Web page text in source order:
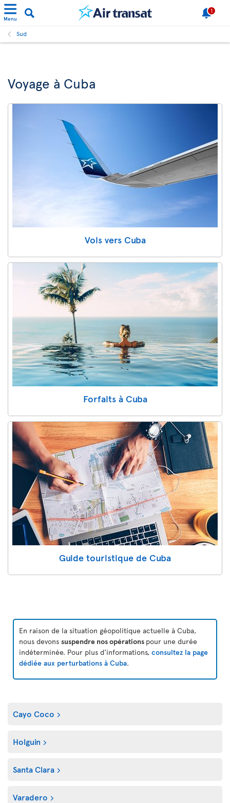
Menu
1
Sud
Voyage à Cuba
Vols vers Cuba
Forfaits à Cuba
Guide touristique de Cuba
En raison de la situation géopolitique actuelle à Cuba,
nous devons suspendre nos opérations pour une durée
indéterminée. Pour plus d'informations, consultez la page
dédiée aux perturbations à Cuba.
Cayo Coco
Holguin
Santa Clara
Varadero